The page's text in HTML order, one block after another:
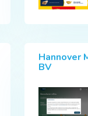
Hannover
BV